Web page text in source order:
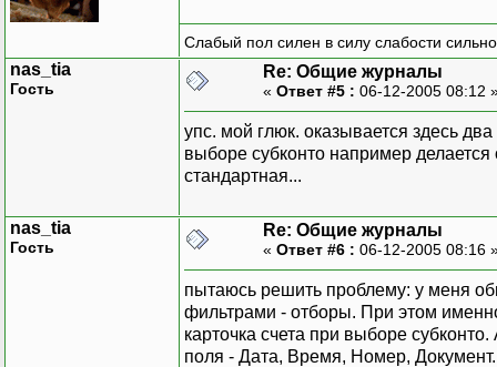
Слабый пол силен в силу слабости
nas_tia
Гость
Re: Общие журналы
« Ответ #5 : 06-12-2005 08:12
упс. мой глюк. оказывается здесь
выборе субконто например
стандартная...
nas_tia
Гость
Re: Общие журналы
« Ответ #6 : 06-12-2005 08:16
пытаюсь решить проблему: у меня
фильтрами - отборы. При этом
карточка счета при выборе
поля - Дата, Время, Номер,